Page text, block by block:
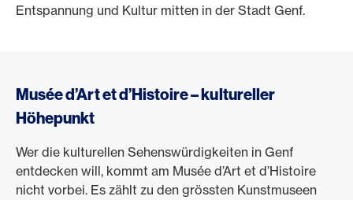
Entspannung und Kultur mitten in der Stadt Genf.
Musée d’Art et d’Histoire – kultureller
Höhepunkt
Wer die kulturellen Sehenswürdigkeiten in Genf
entdecken will, kommt am Musée d’Art et d’Histoire
nicht vorbei. Es zählt zu den grössten Kunstmuseen